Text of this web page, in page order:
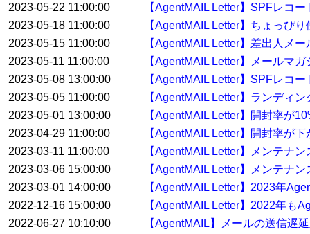
2023-05-22 11:00:00
【AgentMAIL Letter】SPFレコ
2023-05-18 11:00:00
【AgentMAIL Letter】ちょっぴ
2023-05-15 11:00:00
【AgentMAIL Letter】差出人メ
2023-05-11 11:00:00
【AgentMAIL Letter】メールマ
2023-05-08 13:00:00
【AgentMAIL Letter】SPFレコ
2023-05-05 11:00:00
【AgentMAIL Letter】ランディ
2023-05-01 13:00:00
【AgentMAIL Letter】開封率が
2023-04-29 11:00:00
【AgentMAIL Letter】開封率が
2023-03-11 11:00:00
【AgentMAIL Letter】メンテナ
2023-03-06 15:00:00
【AgentMAIL Letter】メンテナ
2023-03-01 14:00:00
【AgentMAIL Letter】2023年
2022-12-16 15:00:00
【AgentMAIL Letter】2022年も
2022-06-27 10:10:00
【AgentMAIL】メールの送信遅